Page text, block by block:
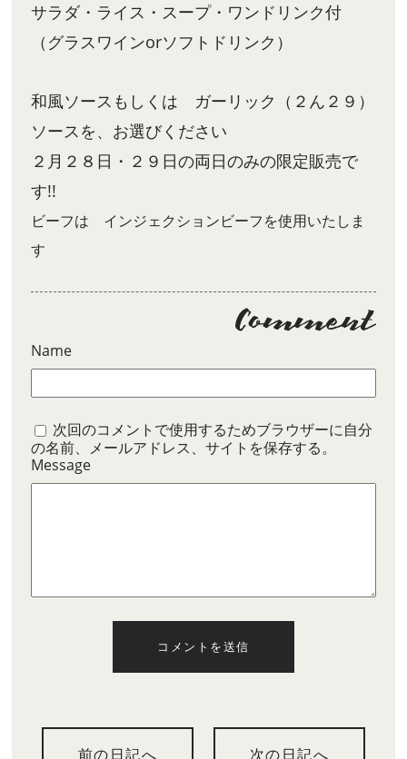
サラダ・ライス・スープ・ワンドリンク付
（グラスワインorソフトドリンク）
和風ソースもしくは ガーリック（２ん２９）
ソースを、お選びください
２月２８日・２９日の両日のみの限定販売で
す!!
ビーフは インジェクションビーフを使用いたしま
す
Name
次回のコメントで使用するためブラウザーに自分
の名前、メールアドレス、サイトを保存する。
Message
コメントを送信
前の日記へ 次の日記へ